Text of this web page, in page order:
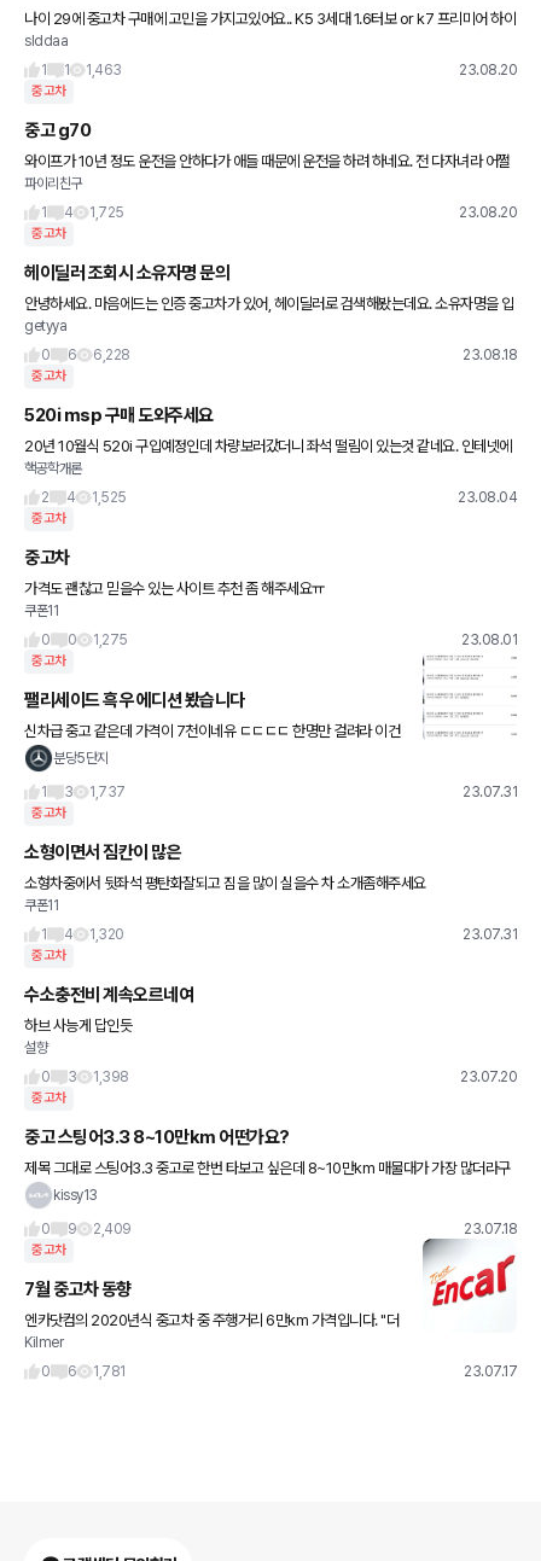
나이 29에 중고차 구매에 고민을 가지고있어요.. K5 3세대 1.6터보 or k7 프리미어 하이
브리드 두가지의 차량 고민중인데 어떤 선택이 맞는걸까요..
slddaa
1
1 1,463 23.08.20
중고차
중고 g70
와이프가 10년 정도 운전을 안하다가 애들 때문에 운전을 하려 하네요. 전 다자녀라 어쩔
수 없이 카니발을 운전하는 입장에서 이때다 하고 독3사 뽐뿌를 넣어봤으나 마눌님 은 작
은차, 자기가 긁어먹
파이리친구
1
4 1,725 23.08.20
중고차
헤이딜러 조회시 소유자명 문의
안녕하세요. 마음에드는 인증 중고차가 있어, 헤이딜러로 검색해봤는데요. 소유자명을 입
력해야 조회가 된다고 합니다. 성능기록지에는 한독모터스라고 되어 있는데, 이로 검색시
일치하지 않는다고 하네요.
getyya
0
6 6,228 23.08.18
중고차
520i msp 구매 도와주세요
20년 10월식 520i 구입예정인데 차량보러갔더니 좌석 떨림이 있는것 같네요. 인테넷에
찾아보니 엔진에 이상이 있을 수 있다는데 구매해도 괜찮을까요. 참고로 bps 구입이라 1
년 2만km 보증됨.
핵공학개론
2
4 1,525 23.08.04
중고차
중고차
가격도 괜찮고 믿을수 있는 사이트 추천 좀 해주세요ㅠ
쿠폰11
0
0 1,275 23.08.01
중고차
팰리세이드 흑우 에디션 봤습니다
신차급 중고 같은데 가격이 7천이네유 ㄷㄷㄷㄷ 한명만 걸려라 이건
가 ㅋㅋㅋㅋㅋ
분당5단지
1
3 1,737 23.07.31
중고차
소형이면서 짐칸이 많은
소형차중에서 뒷좌석 평탄화잘되고 짐을 많이 실을수 차 소개좀해주세요
쿠폰11
1
4 1,320 23.07.31
중고차
수소충전비 계속오르네여
하브 사능게 답인듯
설향
0
3 1,398 23.07.20
중고차
중고 스팅어3.3 8~10만km 어떤가요?
제목 그대로 스팅어3.3 중고로 한번 타보고 싶은데 8~10만km 매물대가 가장 많더라구
요. 아마 소모품 교환시기랑 보증시기 등등으로 그런것 같은데 고민이 되긴하네요. 그냥 1
kissy13
0
9 2,409 23.07.18
중고차
7월 중고차 동향
엔카닷컴의 2020년식 중고차 중 주행거리 6만km 가격입니다. "더
뉴 카니발 2400만원으로 전월 대비 2.72% 상승했다. 팰리세이드
Kilmer
0
6 1,781 23.07.17